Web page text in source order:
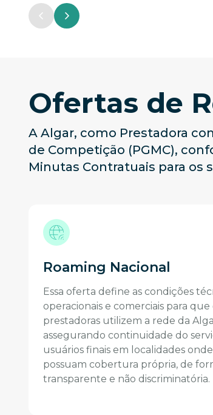
Ofertas de
A Algar, como Prestadora
de Competição (PGMC),
Minutas Contratuais para os
Roaming Nacional
Essa oferta define as condições
operacionais e comerciais para
prestadoras utilizem a rede da
assegurando continuidade do
usuários finais em localidades
possuam cobertura própria, de
transparente e não discriminatória.